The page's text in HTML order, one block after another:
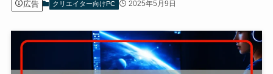
広告 クリエイター向けPC 2025年5月9日